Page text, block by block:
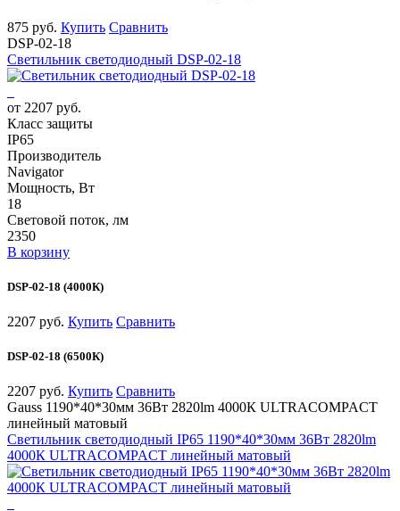
875 руб. Купить Сравнить
DSP-02-18
Светильник светодиодный DSP-02-18
от 2207 руб.
Класс защиты
IP65
Производитель
Navigator
Мощность, Вт
18
Световой поток, лм
2350
В корзину
DSP-02-18 (4000К)
2207 руб. Купить Сравнить
DSP-02-18 (6500К)
2207 руб. Купить Сравнить
Gauss 1190*40*30мм 36Вт 2820lm 4000К ULTRACOMPACT
линейный матовый
Светильник светодиодный IP65 1190*40*30мм 36Вт 2820lm
4000К ULTRACOMPACT линейный матовый